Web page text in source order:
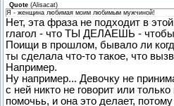
Quote (Alisacat)
Я - женщина любимая моим любимым мужчиной!
Нет, эта фраза не подходит в
глагол - что ТЫ ДЕЛАЕШЬ -
Поищи в прошлом, бывало ли
ты сделала что-то такое, что
Например.
Ну например... Девочку не
с ней никто не говорит или
помочьь, и она это делает,